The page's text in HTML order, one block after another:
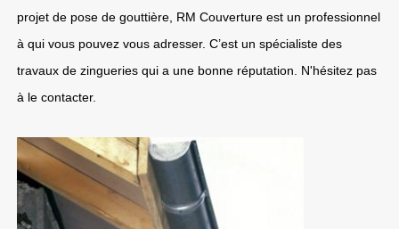
projet de pose de gouttière, RM Couverture est un professionnel
à qui vous pouvez vous adresser. C’est un spécialiste des
travaux de zingueries qui a une bonne réputation. N'hésitez pas
à le contacter.